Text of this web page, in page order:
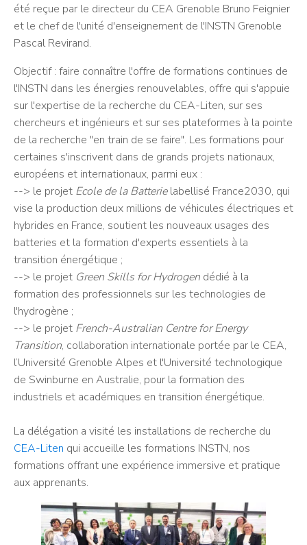
été reçue par le directeur du CEA Grenoble Bruno Feignier
et le chef de l'unité d'enseignement de l'INSTN Grenoble
Pascal Revirand.
Objectif : faire connaître l'offre de formations continues de
l'INSTN dans les énergies renouvelables, offre qui s'appuie
sur l'expertise de la recherche du CEA-Liten, sur ses
chercheurs et ingénieurs et sur ses plateformes à la pointe
de la recherche "en train de se faire". Les formations pour
certaines s'inscrivent dans de grands projets nationaux,
européens et internationaux, parmi eux :
--> le projet Ecole de la Batterielabellisé France2030, qui
vise la production deux millions de véhicules électriques et
hybrides en France, soutient les nouveaux usages des
batteries et la formation d'experts essentiels à la
transition énergétique ;
--> le projet Green Skills for Hydrogen dédié à la
formation des professionnels sur les technologies de
l'hydrogène ;
--> le projet French-Australian Centre for Energy
Transition, collaboration internationale portée par le CEA,
l’Université Grenoble Alpes et l'Université technologique
de Swinburne en Australie, pour la formation des
industriels et académiques en transition énergétique.
La délégation a visité les installations de recherche du
CEA-Liten qui accueille les formations INSTN, nos
formations offrant une expérience immersive et pratique
aux apprenants.